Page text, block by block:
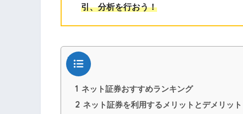
引、分析を行おう！
目次
1 ネット証券おすすめランキング
2 ネット証券を利用するメリットとデメリット